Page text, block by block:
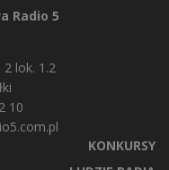
Radio 5
2 lok. 1.2
10
KONKURSY